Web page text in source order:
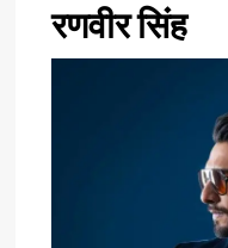
रणवीर सिंह